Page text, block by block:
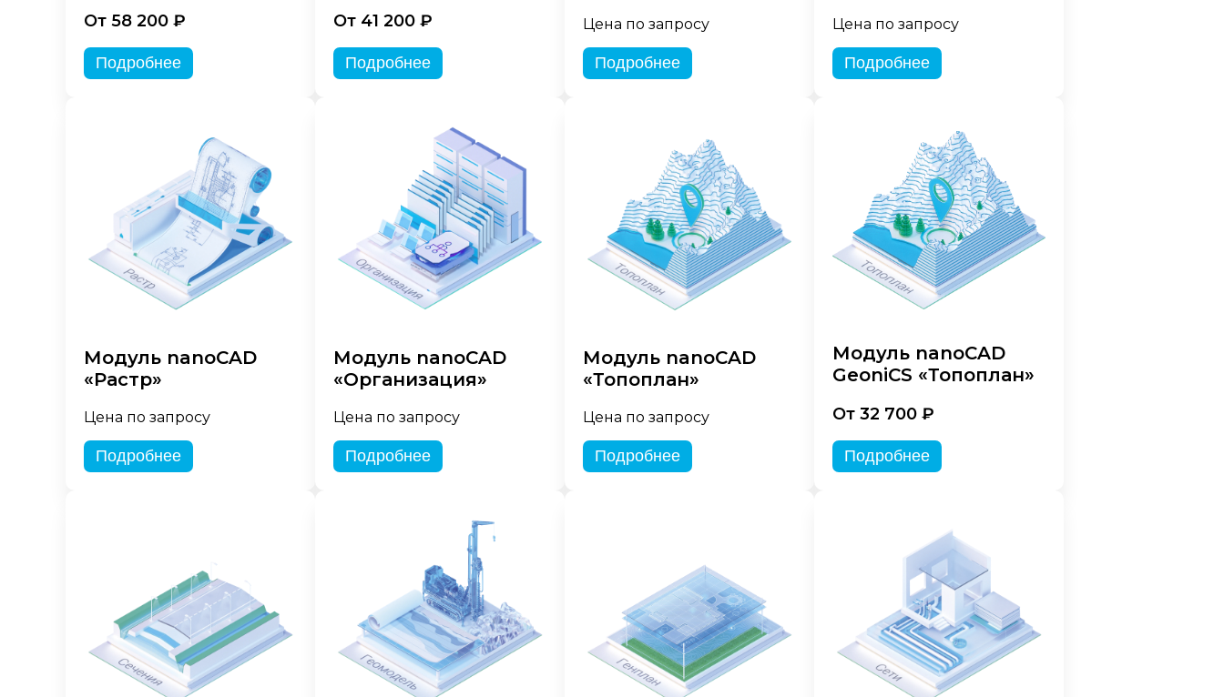
От 58 200 ₽
Подробнее
От 41 200 ₽
Подробнее
Цена по запросу
Подробнее
Цена по запросу
Подробнее
Модуль nanoCAD
«Растр»
Цена по запросу
Подробнее
Модуль nanoCAD
«Организация»
Цена по запросу
Подробнее
Модуль nanoCAD
«Топоплан»
Цена по запросу
Подробнее
Модуль nanoCAD
GeoniCS «Топоплан»
От 32 700 ₽
Подробнее